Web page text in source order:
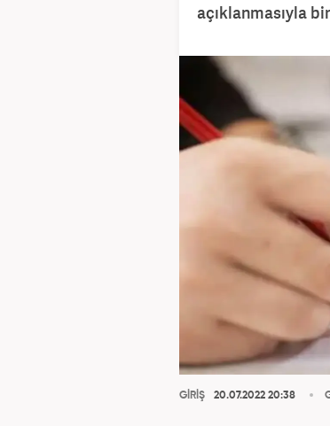
açıklanmasıyla
GİRİŞ 20.07.2022 20:38